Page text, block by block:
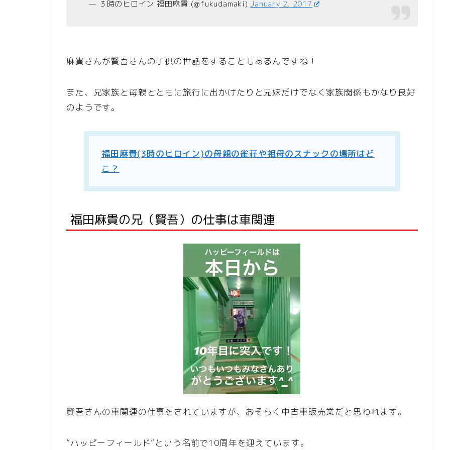
— ３時のヒロイン 福田麻貴 (@fukudamaki) January 2, 2017
麻貴さんが賢吾さんの子供の世話をすることもあるんですね！
また、兄家族と母親とともに旅行に出かけたりと兄妹だけでなく家族関係もかなり良好
のようです。
福田麻貴(3時のヒロイン)の母親の雀荘や祖母のスナックの場所はど
こ？
福田麻貴の兄（賢吾）の仕事は車関連
賢吾さんの車関連の仕事をされていますが、おそらく中古車販売業だと思われます。
”ハッピーフィールド”という名前で10周年を迎えています。